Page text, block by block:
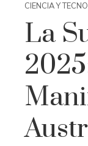
CIENCIA Y
La